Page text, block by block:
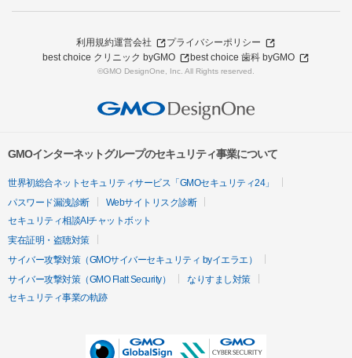
利用規約運営会社
プライバシーポリシー
best choice クリニック byGMO
best choice 歯科 byGMO
©GMO DesignOne, Inc. All Rights reserved.
GMOインターネットグループのセキュリティ事業について
世界初総合ネットセキュリティサービス「GMOセキュリティ24」
パスワード漏洩診断
Webサイトリスク診断
セキュリティ相談AIチャットボット
実在証明・盗聴対策
サイバー攻撃対策（GMOサイバーセキュリティ byイエラエ）
サイバー攻撃対策（GMO Flatt Security）
なりすまし対策
セキュリティ事業の軌跡